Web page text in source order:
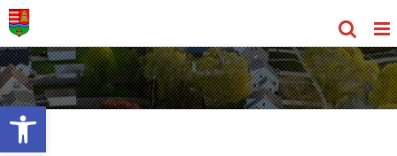
Eszköztár megnyitása
Kihagyás